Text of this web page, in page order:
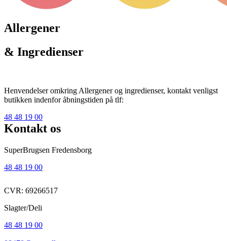
Allergener
& Ingredienser
Henvendelser omkring Allergener og ingredienser, kontakt venligst
butikken indenfor åbningstiden på tlf:
48 48 19 00
Kontakt os
SuperBrugsen Fredensborg
48 48 19 00
CVR: 69266517
Slagter/Deli
48 48 19 00